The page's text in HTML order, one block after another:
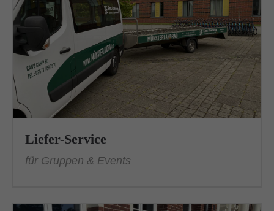
Liefer-Service
für Gruppen & Events